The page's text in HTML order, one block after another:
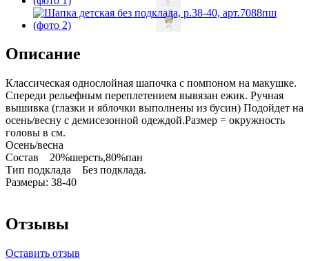
Описание
Классическая однослойная шапочка с помпоном на макушке.
Спереди рельефным переплетением вывязан ежик. Ручная
вышивка (глазки и яблочки выполнены из бусин) Подойдет на
осень/весну с демисезонной одеждой.Размер = окружность
головы в см.
Осень/весна
Состав 20%шерсть,80%пан
Тип подклада Без подклада.
Размеры: 38-40
Отзывы
Оставить отзыв